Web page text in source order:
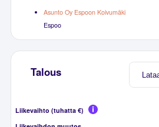
Asunto Oy Espoon Koivumäki
Espoo
Talous
Liikevaihto (tuhatta €)